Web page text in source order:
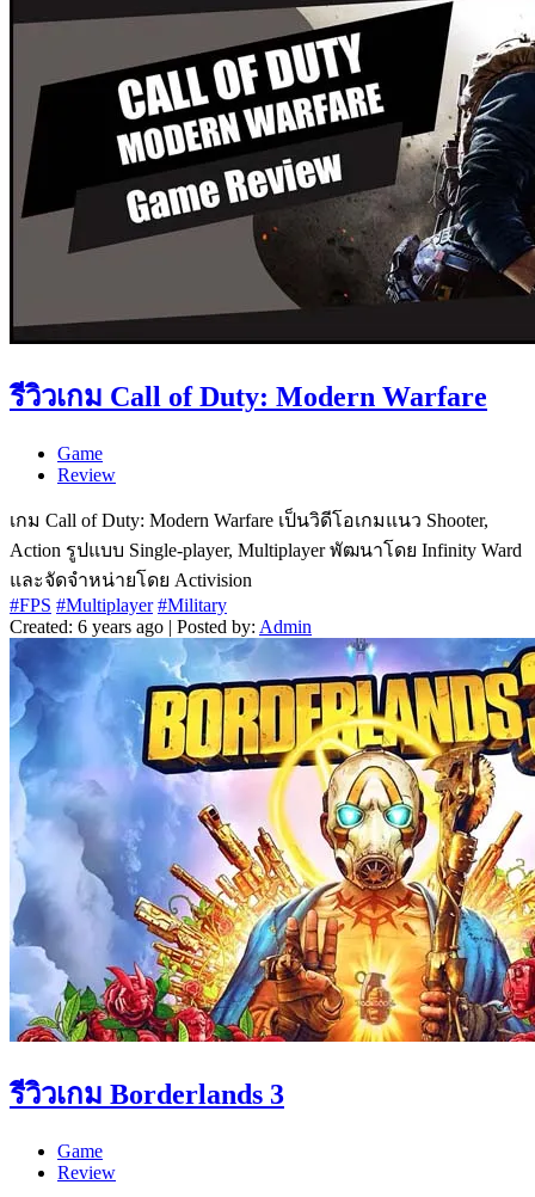
รีวิวเกม Call of Duty: Modern Warfare
Game
Review
เกม Call of Duty: Modern Warfare เป็นวิดีโอเกมแนว Shooter,
Action รูปแบบ Single-player, Multiplayer พัฒนาโดย Infinity Ward
และจัดจำหน่ายโดย Activision
#FPS #Multiplayer #Military
Created: 6 years ago | Posted by: Admin
รีวิวเกม Borderlands 3
Game
Review